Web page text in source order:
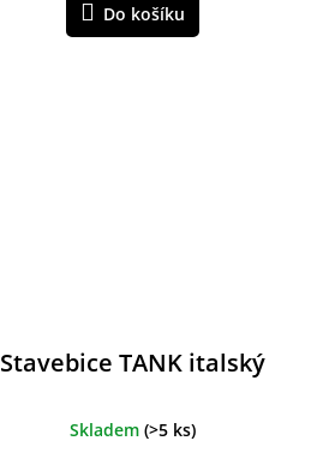
Do košíku
Stavebice TANK italský
Skladem (>5 ks)